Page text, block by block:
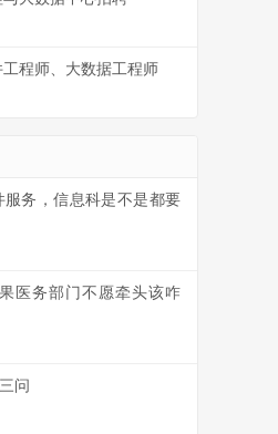
程师、大数据工程师
务，信息科是不是都要
医务部门不愿牵头该咋
问